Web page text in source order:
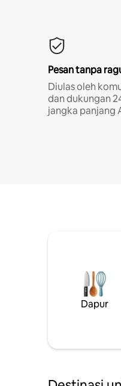
Pesan tanpa
Diulas oleh
dan dukungan
jangka panjang
Dapur